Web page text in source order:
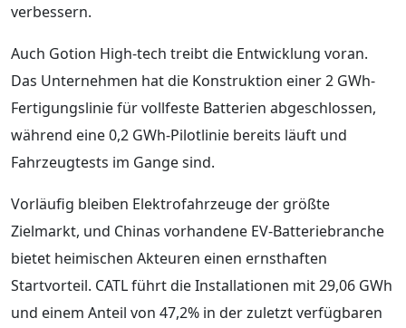
verbessern.
Auch Gotion High-tech treibt die Entwicklung voran.
Das Unternehmen hat die Konstruktion einer 2 GWh-
Fertigungslinie für vollfeste Batterien abgeschlossen,
während eine 0,2 GWh-Pilotlinie bereits läuft und
Fahrzeugtests im Gange sind.
Vorläufig bleiben Elektrofahrzeuge der größte
Zielmarkt, und Chinas vorhandene EV-Batteriebranche
bietet heimischen Akteuren einen ernsthaften
Startvorteil. CATL führt die Installationen mit 29,06 GWh
und einem Anteil von 47,2% in der zuletzt verfügbaren